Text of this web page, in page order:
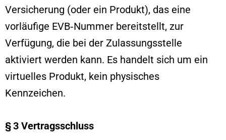
Versicherung (oder ein Produkt), das eine
vorläufige EVB‑Nummer bereitstellt, zur
Verfügung, die bei der Zulassungsstelle
aktiviert werden kann. Es handelt sich um ein
virtuelles Produkt, kein physisches
Kennzeichen.
§ 3 Vertragsschluss